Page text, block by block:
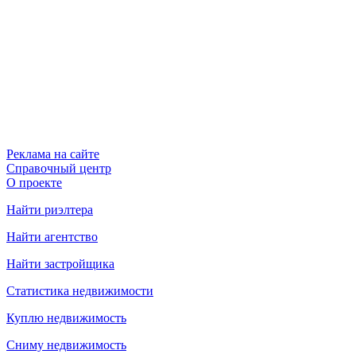
Реклама на сайте
Справочный центр
О проекте
Найти риэлтера
Найти агентство
Найти застройщика
Статистика недвижимости
Куплю недвижимость
Сниму недвижимость